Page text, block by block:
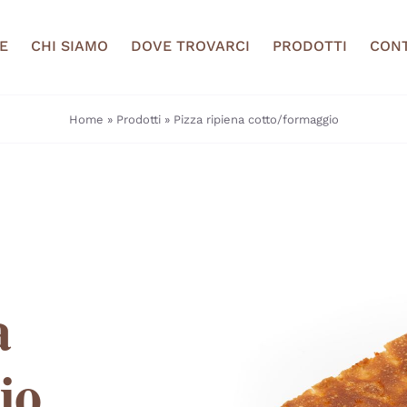
CHI SIAMO DOVE TROVARCI PRODOTTI
Home » Prodotti» Pizza ripiena cotto/formaggio